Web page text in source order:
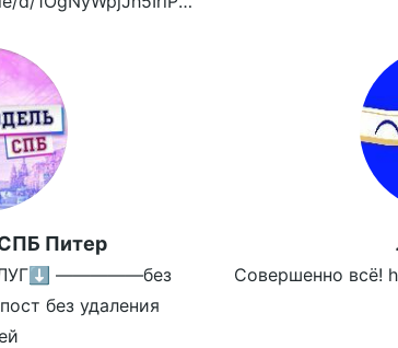
Питер
—————без
без удаления
Совершенно всё!